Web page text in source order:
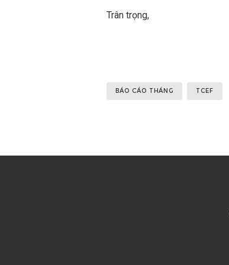
Trân trọng,
BÁO CÁO THÁNG TCEF